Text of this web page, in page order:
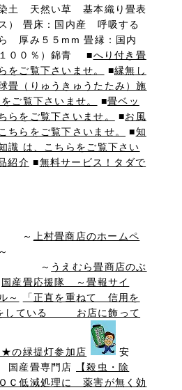
土 天然い草 基本織り畳表
） 畳床：国内産 呼吸する
厚み５５mm 畳縁：国内
００％）錦青 ■へり付き畳
をご覧下さいませ。
■縁無し
畳（りゅうきゅうたたみ）施
ご覧下さいませ。
■畳ベッ
らをご覧下さいませ。
■お風
ちらをご覧下さいませ。
■知
識 は、こちらをご覧下さい
紹介 ■無料サービス！タダで
上村畳商店のホームペ
～
うえむら畳商店のぶ
国産畳応援隊 ～畳報サイ
～
「正直を重ねて 信用を
している お店に飾って
緑提灯参加店
安
産畳専門店
【殺虫・除
Ｃ低減処理に 薬害が無く効